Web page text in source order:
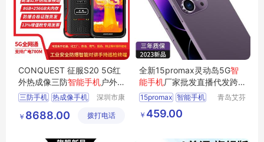
CONQUEST 征服S20 5G红
外热成像三防智能手机户外
电力手持巡检终端
三防手机 热成像手机
深圳市康
讯设备有
￥ 8688.00 拨打电话
全新15promax灵动岛5G智
能手机厂家批发直播代发跨
境电商海外
15promax 智能手机
青岛艾芬
￥ 459.00